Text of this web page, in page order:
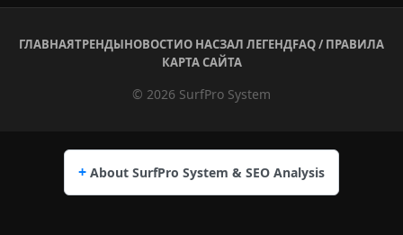
ГЛАВНАЯТРЕНДЫНОВОСТИО НАСЗАЛ ЛЕГЕНДFAQ / ПРАВИЛА
КАРТА САЙТА
© 2026 SurfPro System
About SurfPro System & SEO Analysis